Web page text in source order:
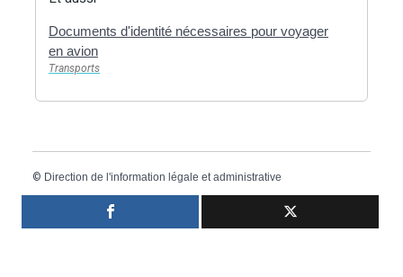
Documents d'identité nécessaires pour voyager
en avion
Transports
© Direction de l'information légale et administrative